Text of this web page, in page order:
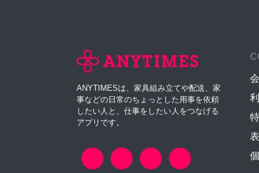
ANYTIMESは、家具組み立てや配送、家
事などの日常のちょっとした用事を依頼
したい人と、仕事をしたい人をつなげる
アプリです。